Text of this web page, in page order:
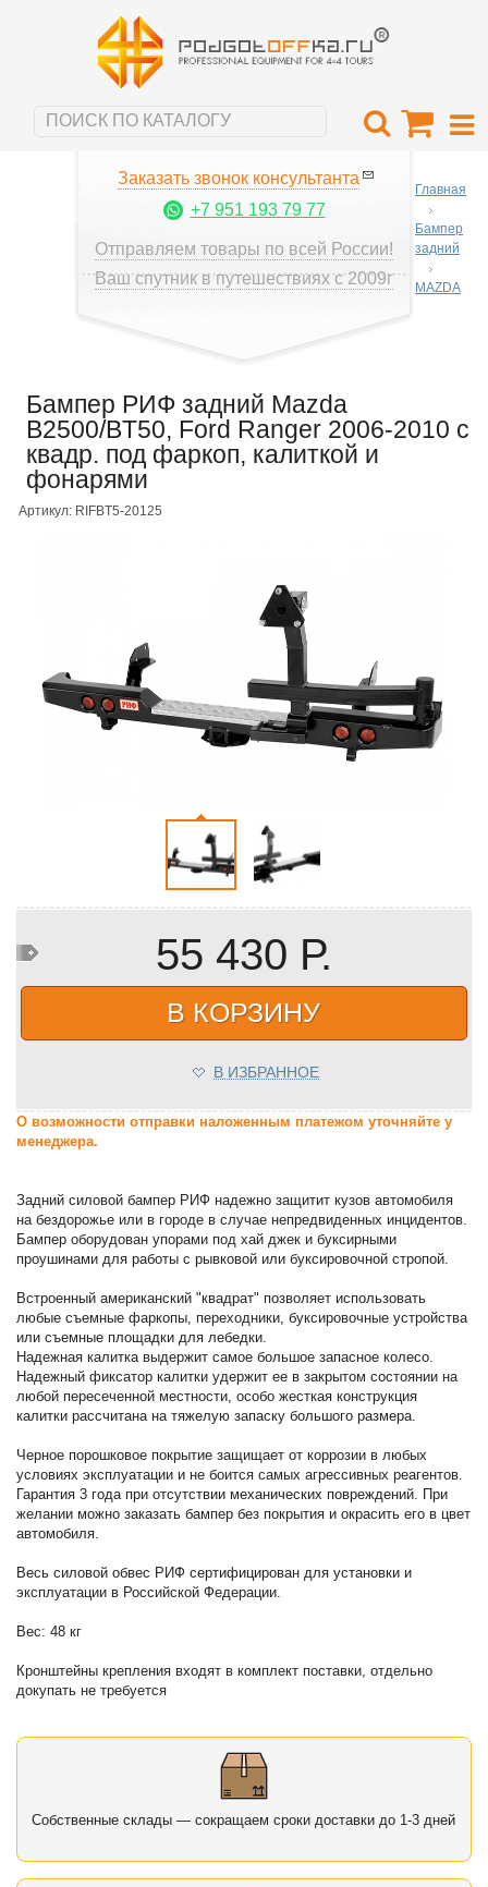
Заказать звонок консультанта
+7 951 193 79 77
Отправляем товары по всей России!
Ваш спутник в путешествиях с 2009г
Главная
Бампер
задний
MAZDA
Бампер РИФ задний Mazda
B2500/BT50, Ford Ranger 2006-2010 с
квадр. под фаркоп, калиткой и
фонарями
Артикул: RIFBT5-20125
55 430 Р.
В КОРЗИНУ
В ИЗБРАННОЕ
О возможности отправки наложенным платежом уточняйте у
менеджера.
Задний силовой бампер РИФ надежно защитит кузов автомобиля
на бездорожье или в городе в случае непредвиденных инцидентов.
Бампер оборудован упорами под хай джек и буксирными
проушинами для работы с рывковой или буксировочной стропой.
Встроенный американский "квадрат" позволяет использовать
любые съемные фаркопы, переходники, буксировочные устройства
или съемные площадки для лебедки.
Надежная калитка выдержит самое большое запасное колесо.
Надежный фиксатор калитки удержит ее в закрытом состоянии на
любой пересеченной местности, особо жесткая конструкция
калитки рассчитана на тяжелую запаску большого размера.
Черное порошковое покрытие защищает от коррозии в любых
условиях эксплуатации и не боится самых агрессивных реагентов.
Гарантия 3 года при отсутствии механических повреждений. При
желании можно заказать бампер без покрытия и окрасить его в цвет
автомобиля.
Весь силовой обвес РИФ сертифицирован для установки и
эксплуатации в Российской Федерации.
Вес: 48 кг
Кронштейны крепления входят в комплект поставки, отдельно
докупать не требуется
Собственные склады — сокращаем сроки доставки до 1-3 дней